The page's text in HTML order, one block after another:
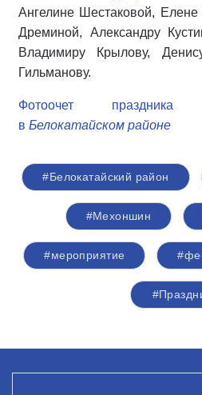
Ангелине Шестаковой,
Дреминой, Александру
Владимиру Крылову,
Гильманову.
Фотоочет
в Белокатайском районе
#Белокатайский район
#Мехоншин
#мероприятие